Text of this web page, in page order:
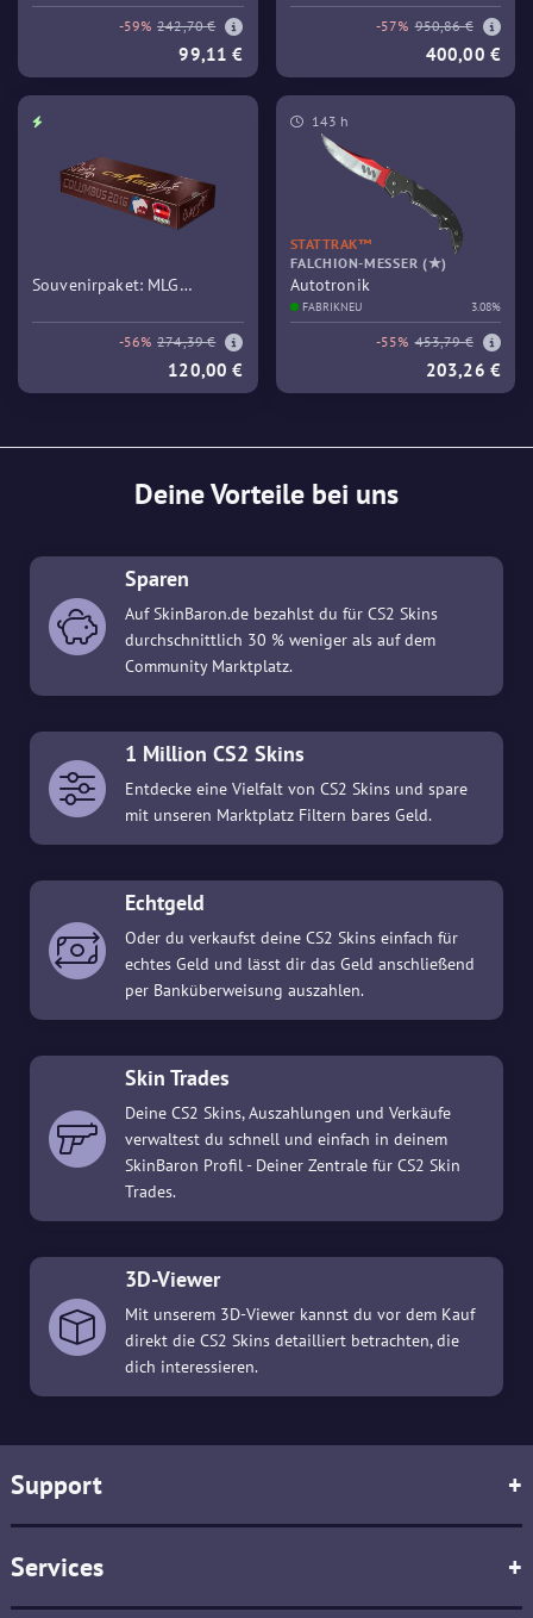
-59% 242,70 €
99,11 €
GEBRAUCHSSPUREN
-57% 950,86 €
400,00 €
Souvenirpaket: MLG
-56% 274,39 €
120,00 €
143 h
STATTRAK™
FALCHION-MESSER (★)
Autotronik
FABRIKNEU 3.08%
-55% 453,79 €
203,26 €
Deine Vorteile bei uns
Sparen
Auf SkinBaron.de bezahlst du für CS2 Skins
durchschnittlich 30 % weniger als auf dem
Community Marktplatz.
1 Million CS2 Skins
Entdecke eine Vielfalt von CS2 Skins und spare
mit unseren Marktplatz Filtern bares Geld.
Echtgeld
Oder du verkaufst deine CS2 Skins einfach für
echtes Geld und lässt dir das Geld anschließend
per Banküberweisung auszahlen.
Skin Trades
Deine CS2 Skins, Auszahlungen und Verkäufe
verwaltest du schnell und einfach in deinem
SkinBaron Profil - Deiner Zentrale für CS2 Skin
Trades.
3D-Viewer
Mit unserem 3D-Viewer kannst du vor dem Kauf
direkt die CS2 Skins detailliert betrachten, die
dich interessieren.
Support +
Services +